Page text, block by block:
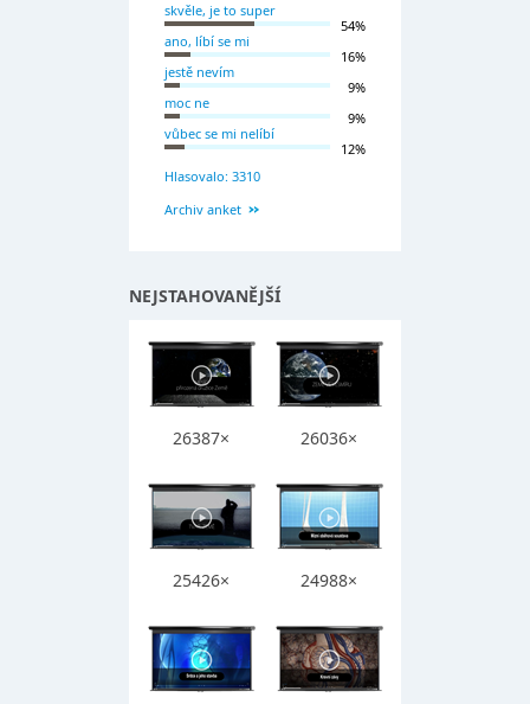
skvěle, je to super
54%
ano, líbí se mi
16%
jestě nevím
9%
moc ne
9%
vůbec se mi nelíbí
12%
Hlasovalo: 3310
Archiv anket
NEJSTAHOVANĚJŠÍ
26387× 26036×
25426× 24988×